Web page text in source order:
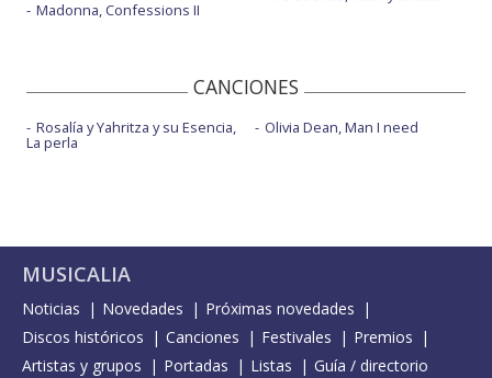
Madonna, Confessions II
CANCIONES
Rosalía y Yahritza y su Esencia,
La perla
Olivia Dean, Man I need
MUSICALIA
Noticias Novedades
Próximas novedades
Discos históricos
Canciones Festivales
Premios
Artistas y grupos
Portadas Listas Guía / directorio